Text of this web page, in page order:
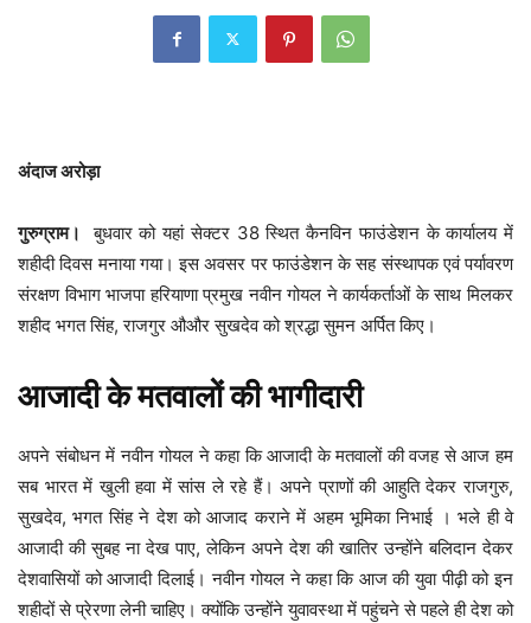
अंदाज अरोड़ा
गुरुग्राम।
बुधवार को यहां सेक्टर 38 स्थित कैनविन फाउंडेशन के कार्यालय में
शहीदी दिवस मनाया गया। इस अवसर पर फाउंडेशन के सह संस्थापक एवं पर्यावरण
संरक्षण विभाग भाजपा हरियाणा प्रमुख नवीन गोयल ने कार्यकर्ताओं के साथ मिलकर
शहीद भगत सिंह, राजगुर औऔर सुखदेव को श्रद्धा सुमन अर्पित किए।
आजादी के मतवालों की भागीदारी
अपने संबोधन में नवीन गोयल ने कहा कि आजादी के मतवालों की वजह से आज हम
सब भारत में खुली हवा में सांस ले रहे हैं। अपने प्राणों की आहुति देकर राजगुरु,
सुखदेव, भगत सिंह ने देश को आजाद कराने में अहम भूमिका निभाई । भले ही वे
आजादी की सुबह ना देख पाए, लेकिन अपने देश की खातिर उन्होंने बलिदान देकर
देशवासियों को आजादी दिलाई। नवीन गोयल ने कहा कि आज की युवा पीढ़ी को इन
शहीदों से प्रेरणा लेनी चाहिए। क्योंकि उन्होंने युवावस्था में पहुंचने से पहले ही देश को